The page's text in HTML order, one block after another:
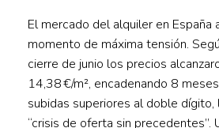
El mercado del alquiler en España
momento de máxima tensión.
cierre de junio los precios
14,38 €/m², encadenando 8
subidas superiores al doble dígito,
“crisis de oferta sin precedentes”.